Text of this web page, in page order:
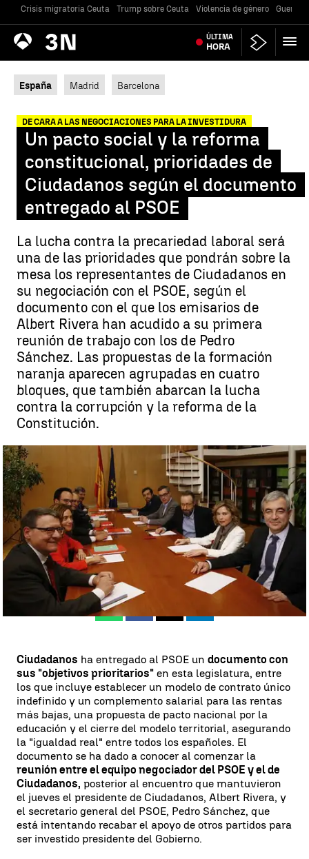
Crisis migratoria Ceuta Trump sobre Ceuta Violencia de género Guerra
Antena
3 Noticias ÚLTIMA
HORA
España Madrid Barcelona
DE CARA A LAS NEGOCIACIONES PARA LA INVESTIDURA
Un pacto social y la reforma
constitucional, prioridades de
Ciudadanos según el documento
entregado al PSOE
La lucha contra la precariedad laboral será
una de las prioridades que pondrán sobre la
mesa los representantes de Ciudadanos en
su negociación con el PSOE, según el
documento con el que los emisarios de
Albert Rivera han acudido a su primera
reunión de trabajo con los de Pedro
Sánchez. Las propuestas de la formación
naranja aparecen agrupadas en cuatro
bloques, que también abarcan la lucha
contra la corrupción y la reforma de la
Constitución.
Un pacto social y la reforma constitucional, prioridades de
Ciudadanos según el documento entregado al PSOE |Agencias
Agencias Madrid
Publicado: 05 de febrero de 2016, 21:07
WhatsappFacebook
X Linkedin
Ciudadanos ha entregado al PSOE un documento con
sus "objetivos prioritarios" en esta legislatura, entre
los que incluye establecer un modelo de contrato único
indefinido y un complemento salarial para las rentas
más bajas, una propuesta de pacto nacional por la
educación y el cierre del modelo territorial, asegurando
la "igualdad real" entre todos los españoles. El
documento se ha dado a conocer al comenzar la
reunión entre el equipo negociador del PSOE y el de
Ciudadanos, posterior al encuentro que mantuvieron
el jueves el presidente de Ciudadanos, Albert Rivera, y
el secretario general del PSOE, Pedro Sánchez, que
está intentando recabar el apoyo de otros partidos para
ser investido presidente del Gobierno.